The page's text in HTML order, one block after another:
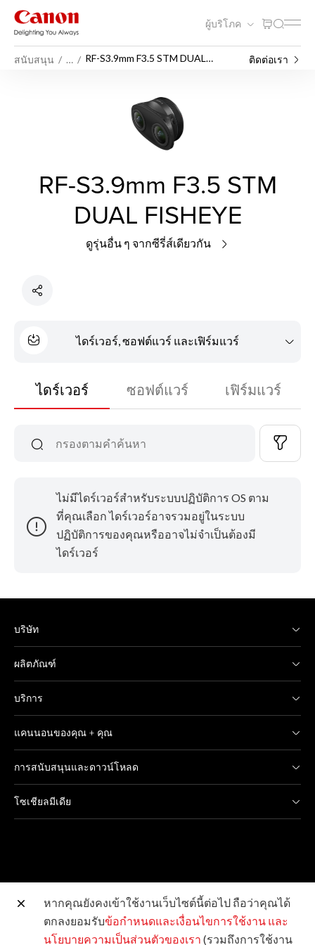
ผู้บริโภค
สนับสนุน …
RF-S3.9mm F3.5 STM DUAL
ติดต่อเรา
RF-S3.9mm F3.5 STM
DUAL FISHEYE
ดูรุ่นอื่น ๆ จากซีรี่ส์เดียวกัน
ไดร์เวอร์, ซอฟต์แวร์ และเฟิร์มแวร์
ไดร์เวอร์ ซอฟต์แวร์ เฟิร์มแวร์
ไม่มีไดร์เวอร์สำหรับระบบปฏิบัติการ OS ตาม
ที่คุณเลือก ไดร์เวอร์อาจรวมอยู่ในระบบ
ปฏิบัติการของคุณหรืออาจไม่จำเป็นต้องมี
ไดร์เวอร์
บริษัท
ผลิตภัณฑ์
บริการ
แคนนอนของคุณ + คุณ
การสนับสนุนและดาวน์โหลด
โซเชียลมีเดีย
เว็บไซต์อื่น ๆ ของแคนนอน
หากคุณยังคงเข้าใช้งานเว็บไซต์นี้ต่อไป ถือว่าคุณได้
ตกลงยอมรับข้อกำหนดและเงื่อนไขการใช้งาน และ
นโยบายความเป็นส่วนตัวของเรา (รวมถึงการใช้งาน